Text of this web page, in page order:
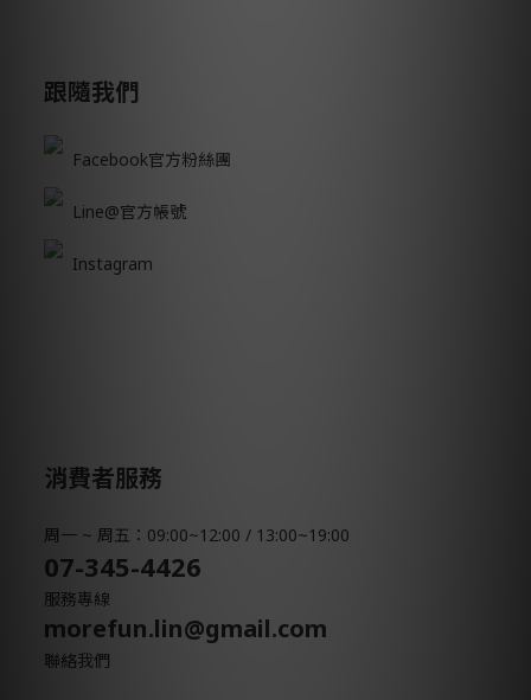
跟隨我們
Facebook官方粉絲團
Line@官方帳號
Instagram
消費者服務
周一 ~ 周五：09:00~12:00 / 13:00~19:00
07-345-4426
服務專線
morefun.lin@gmail.com
聯絡我們